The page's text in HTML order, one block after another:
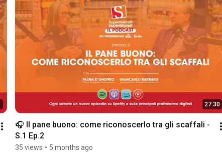
27:30
🎧 Il pane buono: come riconoscerlo tra gli scaffali -
S.1 Ep.2
35 views • 5 months ago